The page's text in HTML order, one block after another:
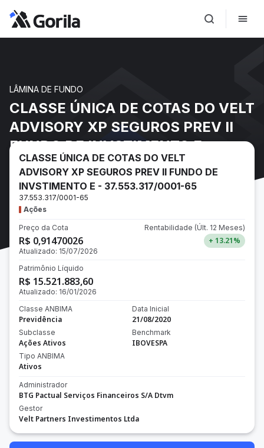
LÂMINA DE FUNDO
CLASSE ÚNICA DE COTAS DO VELT
ADVISORY XP SEGUROS PREV II
FUNDO DE INVSTIMENTO E -
37.553.317/0001-65
CLASSE ÚNICA DE COTAS DO VELT
ADVISORY XP SEGUROS PREV II FUNDO DE
INVSTIMENTO E - 37.553.317/0001-65
37.553.317/0001-65
Ações
Preço da Cota
R$ 0,91470026
Atualizado: 15/07/2026
Rentabilidade (Últ. 12 Meses)
+ 13.21%
Patrimônio Líquido
R$ 15.521.883,60
Atualizado: 16/01/2026
Classe ANBIMA
Previdência
Subclasse
Ações Ativos
Tipo ANBIMA
Ativos
Data Inicial
21/08/2020
Benchmark
IBOVESPA
Administrador
BTG Pactual Serviços Financeiros S/A Dtvm
Gestor
Velt Partners Investimentos Ltda